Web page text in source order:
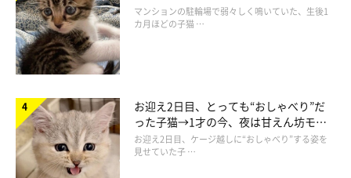
でツンデレなコに成長
マンションの駐輪場で弱々しく鳴いていた、生後1
カ月ほどの子猫 …
お迎え2日目、とっても“おしゃべり”だ
った子猫→1才の今、夜は甘えん坊モー
ドになるコに成長！
お迎え2日目、ケージ越しに“おしゃべり”する姿を
見せていた子 …